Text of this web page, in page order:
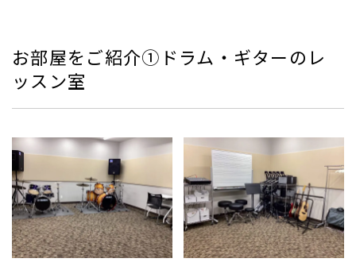
お部屋をご紹介①ドラム・ギターのレ
ッスン室